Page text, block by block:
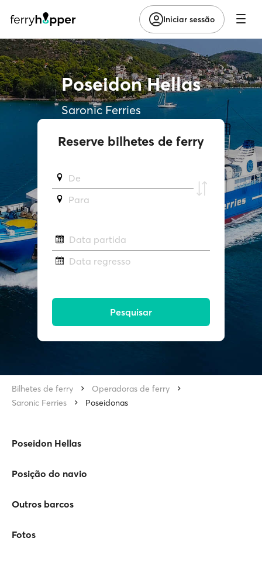
Iniciar sessão
Poseidon Hellas
Saronic Ferries
Reserve bilhetes de ferry
De
Para
Data partida
Data regresso
Pesquisar
Bilhetes de ferry
Operadoras de ferry
Saronic Ferries
Poseidonas
Poseidon Hellas
Posição do navio
Outros barcos
Fotos